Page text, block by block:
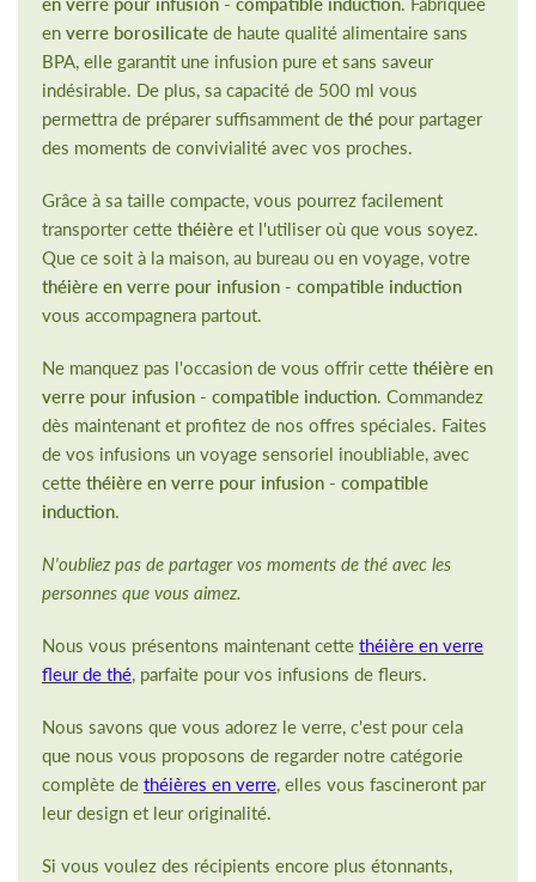
enverre borosilicate de haute qualité alimentaire sans
BPA, elle garantit une infusion pure et sans saveur
indésirable. De plus, sa capacité de 500 ml vous
permettra de préparer suffisamment dethé pour partager
des moments de convivialité avec vos proches.
Grâce à sa taille compacte, vous pourrez facilement
transporter cettethéière et l'utiliser où que vous soyez.
Que ce soit à la maison, au bureau ou en voyage, votre
théière en verre pour infusion - compatible induction
vous accompagnera partout.
Ne manquez pas l'occasion de vous offrir cettethéière en
verre pour infusion - compatible induction. Commandez
dès maintenant et profitez de nos offres spéciales. Faites
de vos infusions un voyage sensoriel inoubliable, avec
cettethéière en verre pour infusion - compatible
induction.
N'oubliez pas de partager vos moments de thé avec les
personnes que vous aimez.
Nous vous présentons maintenant cettethéière en verre
fleur de thé, parfaite pour vos infusions de fleurs.
Nous savons que vous adorez le verre, c'est pour cela
que nous vous proposons de regarder notre catégorie
complète dethéières en verre, elles vous fascineront par
leur design et leur originalité.
Si vous voulez des récipients encore plus étonnants,